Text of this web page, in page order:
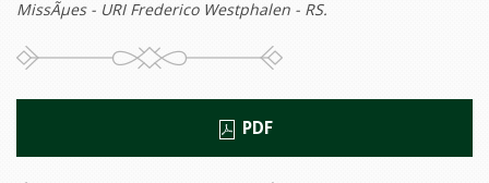
MissÃµes - URI Frederico Westphalen - RS.
PDF